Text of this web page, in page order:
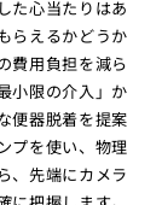
た心当たりはあ
らえるかどうか
費用負担を減ら
小限の介入」か
便器脱着を提案
プを使い、物理
、先端にカメラ